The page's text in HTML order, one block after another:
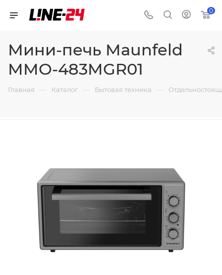
0
Мини-печь Maunfeld
MMO-483MGR01
Главная — Каталог — Бытовая техника —